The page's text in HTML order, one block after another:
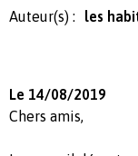
Auteur(s) : les
Le 14/08/2019
Chers amis,